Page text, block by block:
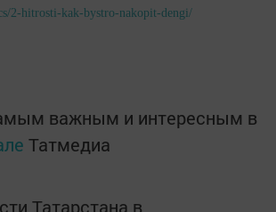
2-hitrosti-kak-bystro-nakopit-dengi/
важным и интересным в
Татмедиа
Татарстана в